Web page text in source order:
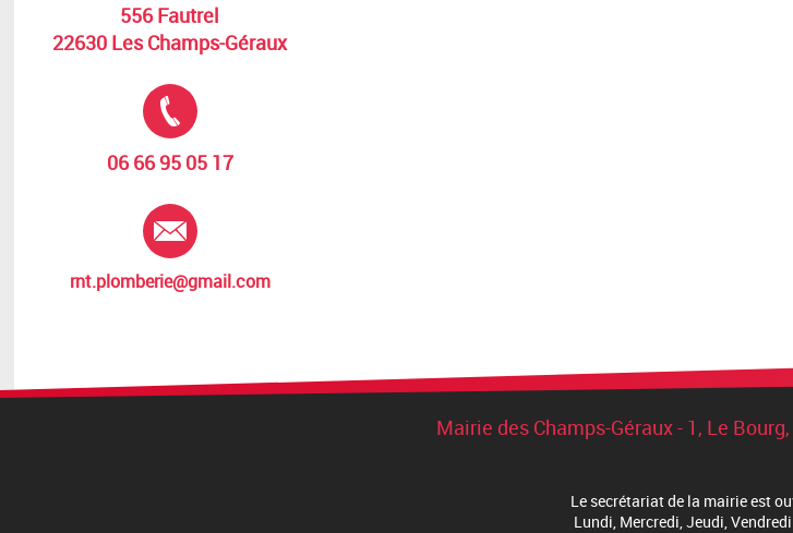
556 Fautrel
22630 Les Champs-Géraux
06 66 95 05 17
rnt.plomberie@gmail.com
Mairie des Champs-Géraux - 1, Le
Le secrétariat de la mairie est
Lundi, Mercredi, Jeudi,